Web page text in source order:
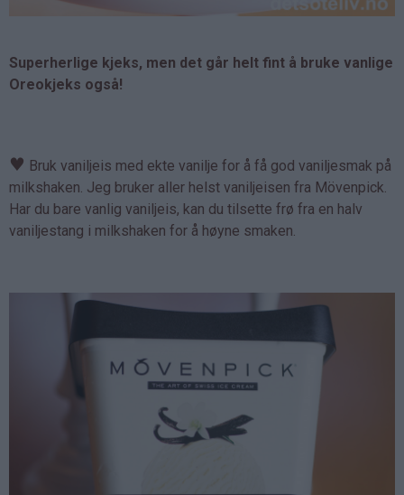
Superherlige kjeks, men det går helt fint å bruke vanlige
Oreokjeks også!
♥ Bruk vaniljeis med ekte vanilje for å få god vaniljesmak på
milkshaken. Jeg bruker aller helst vaniljeisen fra Mövenpick.
Har du bare vanlig vaniljeis, kan du tilsette frø fra en halv
vaniljestang i milkshaken for å høyne smaken.